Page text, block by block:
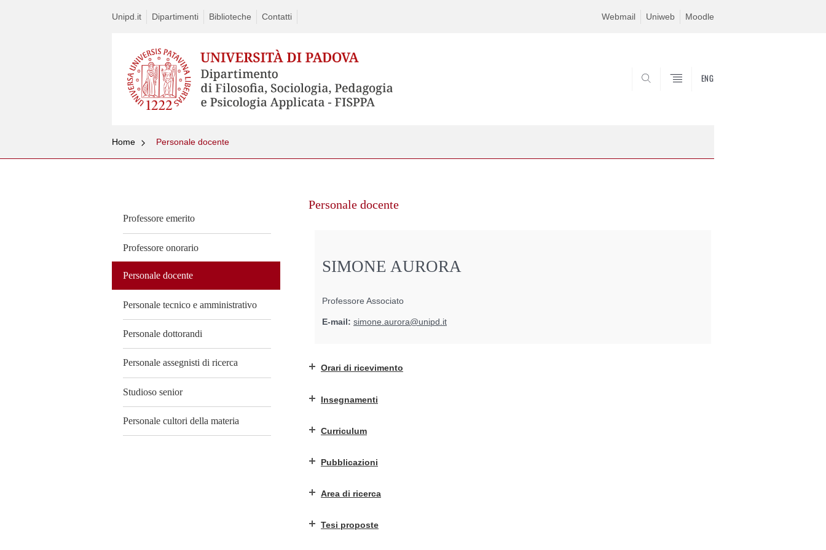
Unipd.it Dipartimenti Biblioteche Contatti Webmail Uniweb Moodle
ENG
Home Personale docente
Professore emerito
Professore onorario
Personale docente
Personale tecnico e amministrativo
Personale dottorandi
Personale assegnisti di ricerca
Studioso senior
Personale cultori della materia
Personale docente
SIMONE AURORA
Professore Associato
E-mail: simone.aurora@unipd.it
Orari di ricevimento
Insegnamenti
Curriculum
Pubblicazioni
Area di ricerca
Tesi proposte